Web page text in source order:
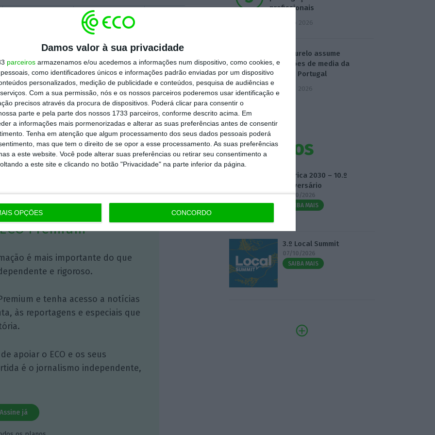
Damos valor à sua privacidade
parceiros armazenamos e/ou acedemos a informações num dispositivo, como cookies, e
como identificadores únicos e informações padrão enviadas por um dispositivo
personalizados, medição de publicidade e conteúdos, pesquisa de audiências e
Com a sua permissão, nós e os nossos parceiros poderemos usar identificação e
precisos através da procura de dispositivos. Poderá clicar para consentir o
parte e pela parte dos nossos 1733 parceiros, conforme descrito acima. Em
a informações mais pormenorizadas e alterar as suas preferências antes de consentir
Tenha em atenção que algum processamento dos seus dados pessoais poderá
mas que tem o direito de se opor a esse processamento. As suas preferências
a este website. Você pode alterar suas preferências ou retirar seu consentimento a
a este site e clicando no botão "Privacidade" na parte inferior da página.
OPÇÕES CONCORDO
em 2,48 euros em bolsa, acima do preço
propõe pagar 2,3336 euros por cada ação
Prisa e 2,1322 euros pelas mais de 80
grupo espanhol.
oferece 180 milhões de euros pela TVI,
value), a operação de compra da Media
euros.
Premium
é mais importante do que
e rigoroso.
e tenha acesso a notícias
às reportagens e especiais que
apoiar o ECO e os seus
é o jornalismo independente,
Assine já
profissionais
4 Agosto 2026
Carla Ourelo assume
operações de media da
Publicis Portugal
5 Agosto 2026
Eventos
Fábrica 2030 – 10.º
Aniversário
14/10/2026
SAIBA MAIS
3.º Local Summit
07/10/2026
SAIBA MAIS